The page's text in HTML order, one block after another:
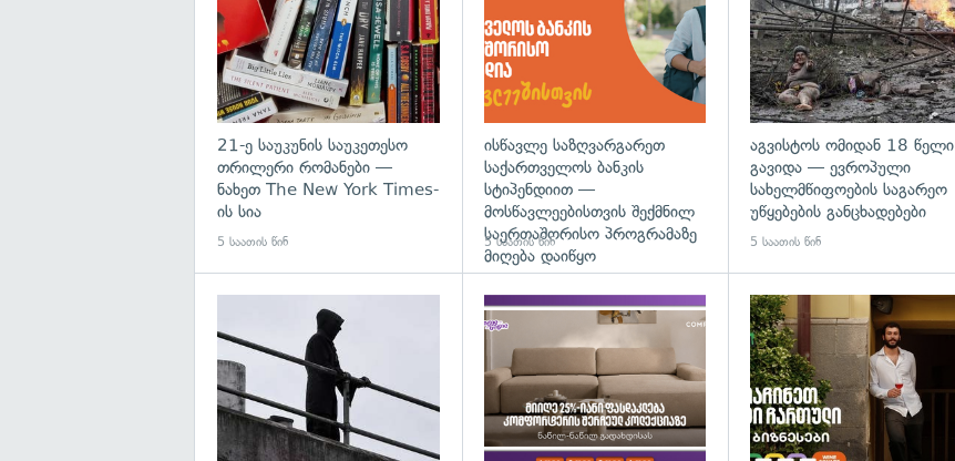
21-ე საუკუნის საუკეთესო
თრილერი რომანები —
ნახეთ The New York Times-
ის სია
5 საათის წინ
ისწავლე საზღვარგარეთ
საქართველოს ბანკის
სტიპენდიით —
მოსწავლეებისთვის შექმნილ
საერთაშორისო პროგრამაზე
მიღება დაიწყო
5 საათის წინ
აგვისტოს ომიდან 18 წელი
გავიდა — ევროპული
სახელმწიფოების საგარეო
უწყებების განცხადებები
5 საათის წინ
გადახედვა